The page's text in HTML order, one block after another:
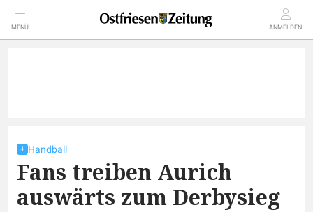
MENÜ ANMELDEN
Handball
Fans treiben Aurich
auswärts zum Derbysieg